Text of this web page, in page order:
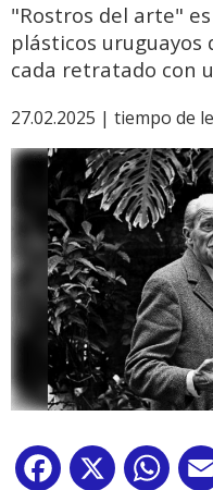
"Rostros del arte"
plásticos uruguayos
cada retratado con
27.02.2025 | tiempo de
Facebook
X